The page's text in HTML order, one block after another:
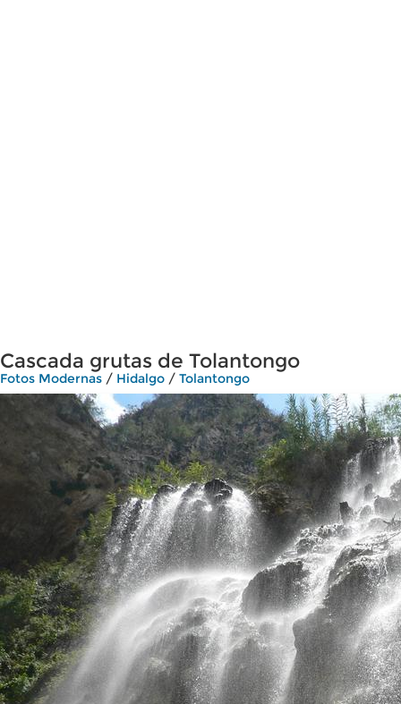
Cascada grutas de Tolantongo
Fotos Modernas / Hidalgo / Tolantongo